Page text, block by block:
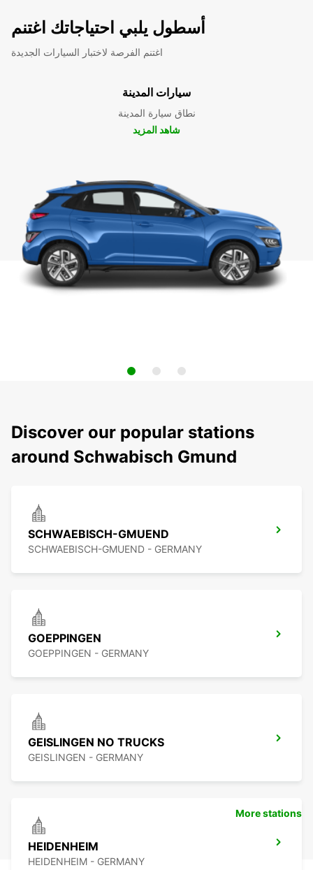
أسطول يلبي احتياجاتك اغتنم
اغتنم الفرصة لاختبار السيارات الجديدة
سيارات المدينة
نطاق سيارة المدينة
شاهد المزيد
Discover our popular stations
around Schwabisch Gmund
SCHWAEBISCH-GMUEND
SCHWAEBISCH-GMUEND - GERMANY
GOEPPINGEN
GOEPPINGEN - GERMANY
GEISLINGEN NO TRUCKS
GEISLINGEN - GERMANY
HEIDENHEIM
HEIDENHEIM - GERMANY
More stations